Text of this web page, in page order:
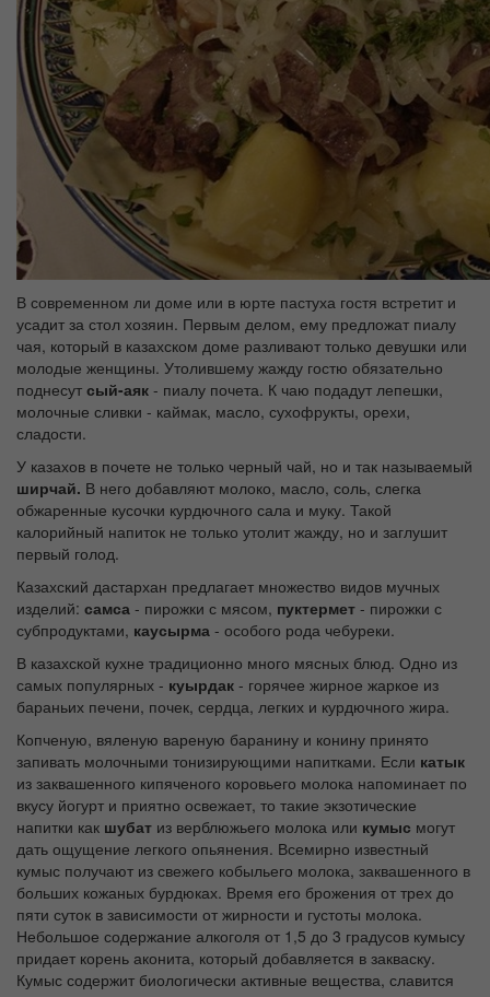
В современном ли доме или в юрте пастуха гостя встретит и
усадит за стол хозяин. Первым делом, ему предложат пиалу
чая, который в казахском доме разливают только девушки или
молодые женщины. Утолившему жажду гостю обязательно
поднесут сый-аяк - пиалу почета. К чаю подадут лепешки,
молочные сливки - каймак, масло, сухофрукты, орехи,
сладости.
У казахов в почете не только черный чай, но и так называемый
ширчай. В него добавляют молоко, масло, соль, слегка
обжаренные кусочки курдючного сала и муку. Такой
калорийный напиток не только утолит жажду, но и заглушит
первый голод.
Казахский дастархан предлагает множество видов мучных
изделий: самса - пирожки с мясом, пуктермет - пирожки с
субпродуктами, каусырма - особого рода чебуреки.
В казахской кухне традиционно много мясных блюд. Одно из
самых популярных - куырдак - горячее жирное жаркое из
бараньих печени, почек, сердца, легких и курдючного жира.
Копченую, вяленую вареную баранину и конину принято
запивать молочными тонизирующими напитками. Если катык
из заквашенного кипяченого коровьего молока напоминает по
вкусу йогурт и приятно освежает, то такие экзотические
напитки как шубат из верблюжьего молока или кумыс могут
дать ощущение легкого опьянения. Всемирно известный
кумыс получают из свежего кобыльего молока, заквашенного в
больших кожаных бурдюках. Время его брожения от трех до
пяти суток в зависимости от жирности и густоты молока.
Небольшое содержание алкоголя от 1,5 до 3 градусов кумысу
придает корень аконита, который добавляется в закваску.
Кумыс содержит биологически активные вещества, славится